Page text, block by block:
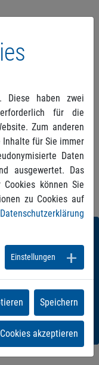
Sie
uns!
Diese haben zwei
für die
Zum anderen
Inhalte für Sie immer
Daten
ausgewertet. Das
können Sie
zu Cookies auf
Datenschutzerklärung
Einstellungen
Speichern
akzeptieren